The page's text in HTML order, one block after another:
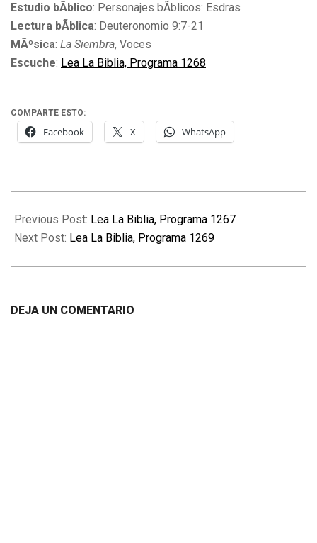
Estudio bÃ­blico: Personajes bÃ­blicos: Esdras
Lectura bÃ­blica: Deuteronomio 9:7-21
MÃºsica: La Siembra, Voces
Escuche: Lea La Biblia, Programa 1268
COMPARTE ESTO:
Facebook X WhatsApp
01-
04
Previous Post: Lea La Biblia, Programa 1267
Next Post: Lea La Biblia, Programa 1269
DEJA UN COMENTARIO